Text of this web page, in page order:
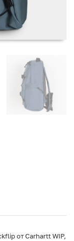
от Carhartt WIP,